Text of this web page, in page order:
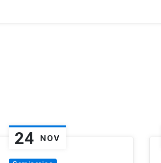
24 NOV